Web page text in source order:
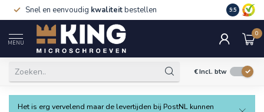
Snel en eenvoudig kwaliteitbestellen 9.5
MENU
0
€Incl. btw
Het is erg vervelend maar de levertijden bij PostNL kunnen